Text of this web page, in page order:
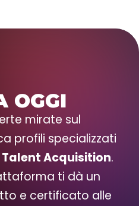
OGGI
mirate sul
profili specializzati
Talent Acquisition.
ti dà un
e certificato alle